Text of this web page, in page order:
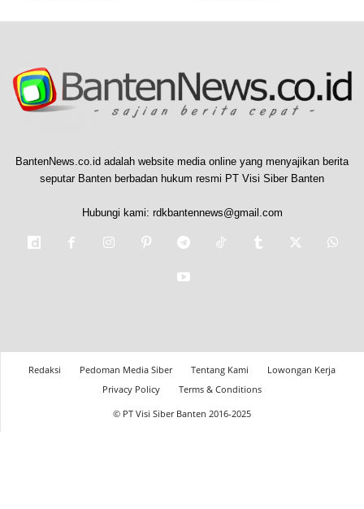
BantenNews.co.id adalah website media online yang menyajikan berita
seputar Banten berbadan hukum resmi PT Visi Siber Banten
Hubungi kami: rdkbantennews@gmail.com
Redaksi Pedoman Media Siber Tentang Kami
Lowongan Kerja
Privacy Policy
Terms & Conditions
© PT Visi Siber Banten 2016-2025